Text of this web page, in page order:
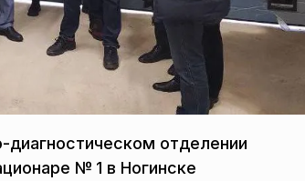
отделении
№ 1 в Ногинске